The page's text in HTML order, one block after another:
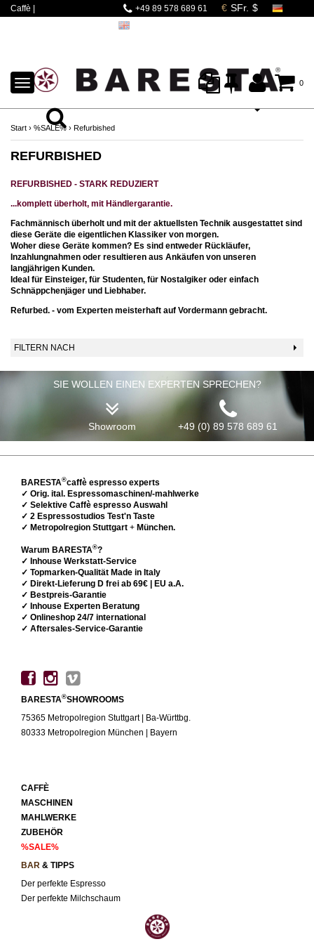
Caffè |
+49 89 578 689 61
0
TOGGLE
NAVIGATION
Start › %SALE% › Refurbished
REFURBISHED
REFURBISHED - STARK REDUZIERT
...komplett überholt, mit Händlergarantie.
Fachmännisch überholt und mit der aktuellsten Technik ausgestattet sind
diese Geräte die eigentlichen Klassiker von morgen.
Woher diese Geräte kommen? Es sind entweder Rückläufer,
Inzahlungnahmen oder resultieren aus Ankäufen von unseren
langjährigen Kunden.
Ideal für Einsteiger, für Studenten, für Nostalgiker oder einfach
Schnäppchenjäger und Liebhaber.
Refurbed. - vom Experten meisterhaft auf Vordermann gebracht.
FILTERN NACH
SIE WOLLEN EINEN EXPERTEN SPRECHEN?
Showroom +49 (0) 89 578 689 61
BARESTA®caffè espresso experts
✓ Orig. ital. Espressomaschinen/-mahlwerke
✓ Selektive Caffè espresso Auswahl
✓ 2 Espressostudios Test'n Taste
✓ Metropolregion Stuttgart + München.
Warum BARESTA®?
✓ Inhouse Werkstatt-Service
✓ Topmarken-Qualität Made in Italy
✓ Direkt-Lieferung D frei ab 69€ | EU a.A.
✓ Bestpreis-Garantie
✓ Inhouse Experten Beratung
✓ Onlineshop 24/7 international
✓ Aftersales-Service-Garantie
BARESTA®SHOWROOMS
75365 Metropolregion Stuttgart | Ba-Württbg.
80333 Metropolregion München | Bayern
CAFFÈ
MASCHINEN
MAHLWERKE
ZUBEHÖR
%SALE%
BAR & TIPPS
Der perfekte Espresso
Der perfekte Milchschaum